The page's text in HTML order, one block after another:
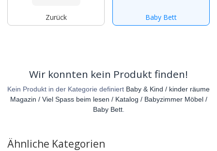
Zurück Baby Bett
Wir konnten kein Produkt finden!
Kein Produkt in der Kategorie definiert Baby & Kind / kinder räume
Magazin / Viel Spass beim lesen / Katalog / Babyzimmer Möbel /
Baby Bett.
Ähnliche Kategorien